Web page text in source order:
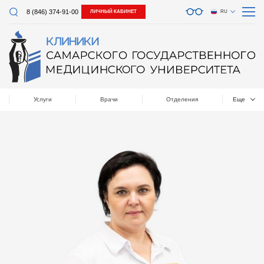
8 (846) 374-91-00 ЛИЧНЫЙ КАБИНЕТ RU
Услуги Врачи Отделения Еще